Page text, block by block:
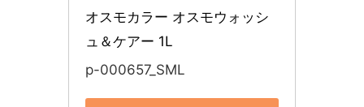
オスモカラー オスモウォッシ
ュ＆ケアー 1L
p-000657_SML